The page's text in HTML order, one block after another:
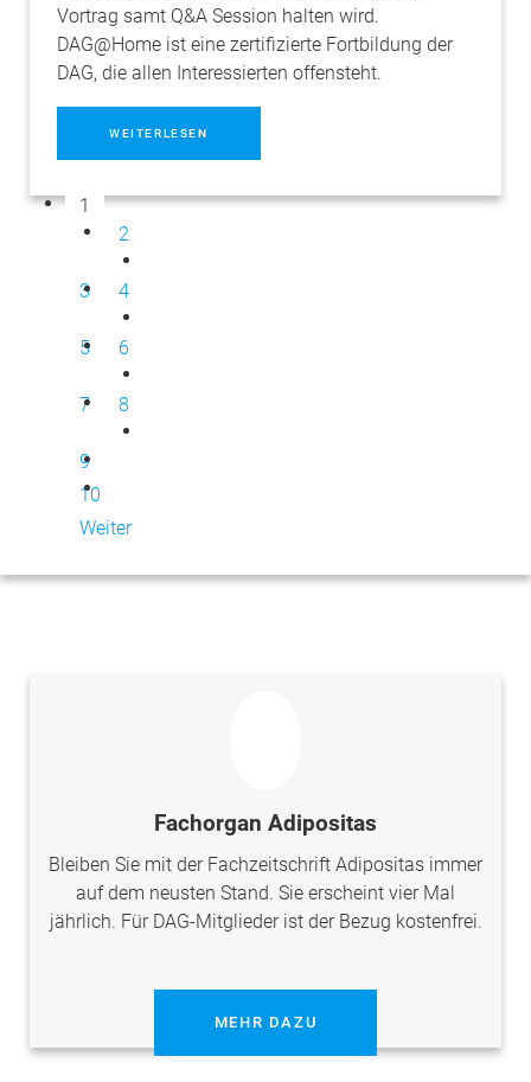
Vortrag samt Q&A Session halten wird.
DAG@Home ist eine zertifizierte Fortbildung der
DAG, die allen Interessierten offensteht.
WEITERLESEN
1
2
3 4
5 6
7 8
9
10
Weiter
Fachorgan Adipositas
Bleiben Sie mit der Fachzeitschrift Adipositas immer
auf dem neusten Stand. Sie erscheint vier Mal
jährlich. Für DAG-Mitglieder ist der Bezug kostenfrei.
MEHR DAZU